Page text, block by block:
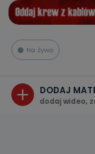
Na żywo
DODAJ
dodaj wideo,